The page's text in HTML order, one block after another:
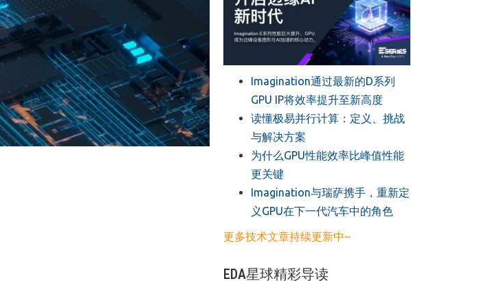
Imagination通过最新的D系列
GPU IP将效率提升至新高度
读懂极易并行计算：定义、挑战
与解决方案
​为什么GPU性能效率比峰值性能
更关键
​Imagination与瑞萨携手，重新定
义GPU在下一代汽车中的角色
更多技术文章持续更新中~
EDA星球精彩导读